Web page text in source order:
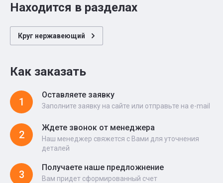
Находится в разделах
Круг нержавеющий
Как заказать
1
Оставляете заявку
Заполните заявку на сайте или отправьте на e-mail
2
Ждете звонок от менеджера
Наш менеджер свяжется с Вами для уточнения
деталей
3
Получаете наше предложнение
Вам придет сформированный счет